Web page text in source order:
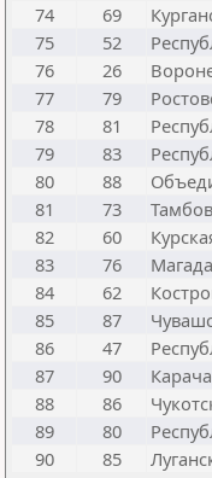
74
69
75
52
76
26
77
79
78
81
79
83
80
88
81
73
82
60
83
76
84
62
85
87
86
47
87
90
88
86
89
80
90
85